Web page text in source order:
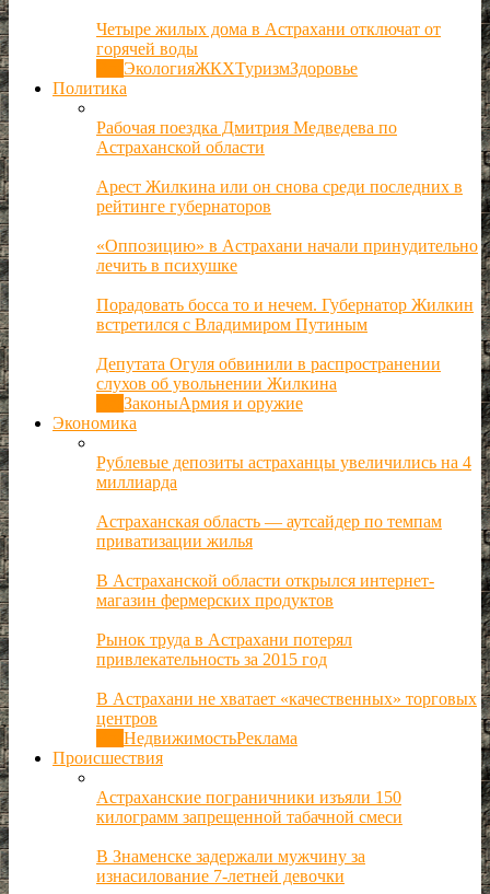
Четыре жилых дома в Астрахани отключат от
горячей воды
ЭкологияЖКХТуризмЗдоровье
Политика
Рабочая поездка Дмитрия Медведева по
Астраханской области
Арест Жилкина или он снова среди последних в
рейтинге губернаторов
«Оппозицию» в Астрахани начали принудительно
лечить в психушке
Порадовать босса то и нечем. Губернатор Жилкин
встретился с Владимиром Путиным
Депутата Огуля обвинили в распространении
слухов об увольнении Жилкина
ЗаконыАрмия и оружие
Экономика
Рублевые депозиты астраханцы увеличились на 4
миллиарда
Астраханская область — аутсайдер по темпам
приватизации жилья
В Астраханской области открылся интернет-
магазин фермерских продуктов
Рынок труда в Астрахани потерял
привлекательность за 2015 год
В Астрахани не хватает «качественных» торговых
центров
НедвижимостьРеклама
Происшествия
Астраханские пограничники изъяли 150
килограмм запрещенной табачной смеси
В Знаменске задержали мужчину за
изнасилование 7-летней девочки